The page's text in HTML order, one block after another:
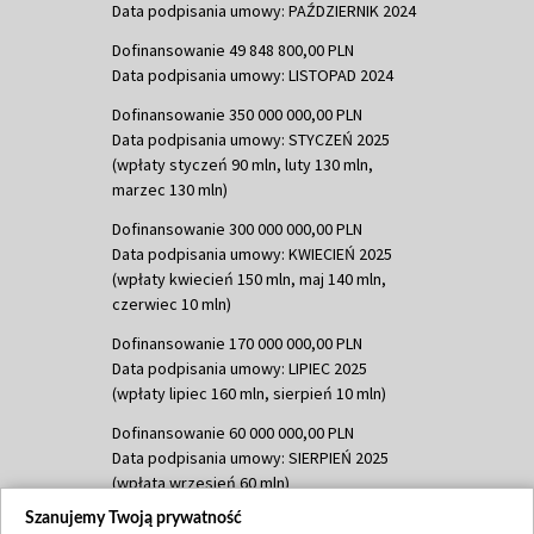
Data podpisania umowy: PAŹDZIERNIK 2024
Dofinansowanie 49 848 800,00 PLN
Data podpisania umowy: LISTOPAD 2024
Dofinansowanie 350 000 000,00 PLN
Data podpisania umowy: STYCZEŃ 2025
(wpłaty styczeń 90 mln, luty 130 mln,
marzec 130 mln)
Dofinansowanie 300 000 000,00 PLN
Data podpisania umowy: KWIECIEŃ 2025
(wpłaty kwiecień 150 mln, maj 140 mln,
czerwiec 10 mln)
Dofinansowanie 170 000 000,00 PLN
Data podpisania umowy: LIPIEC 2025
(wpłaty lipiec 160 mln, sierpień 10 mln)
Dofinansowanie 60 000 000,00 PLN
Data podpisania umowy: SIERPIEŃ 2025
(wpłata wrzesień 60 mln)
Dofinansowanie 635 783 051,21 PLN
Szanujemy Twoją prywatność